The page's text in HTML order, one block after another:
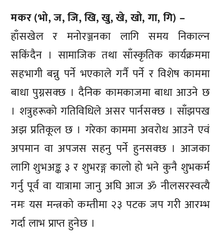
मकर (भो, ज, जि, खि, खु, खे, खो, गा, गि) –
हाँसखेल र मनोरञ्जनका लागि समय निकाल्न
सकिंदैन । सामाजिक तथा साँस्कृतिक कार्यक्रममा
सहभागी बन्नु पर्ने भएकाले गर्नै पर्ने र विशेष काममा
बाधा पुग्नसक्छ । दैनिक कामकाजमा बाधा आउने छ
। शत्रुहरूको गतिविधिले असर पार्नसक्छ । साँझपख
अझ प्रतिकूल छ । गरेका काममा अवरोध आउने एवं
अपमान वा अपजस सहनु पर्ने हुनसक्छ । आजका
लागि शुभअङ्क ३ र शुभरङ्ग कालो हो भने कुनै शुभकर्म
गर्नु पूर्व वा यात्रामा जानु अघि आज ॐ नीलसरस्वत्यै
नमः यस मन्त्रको कम्तीमा २३ पटक जप गरी आरम्भ
गर्दा लाभ प्राप्त हुनेछ ।